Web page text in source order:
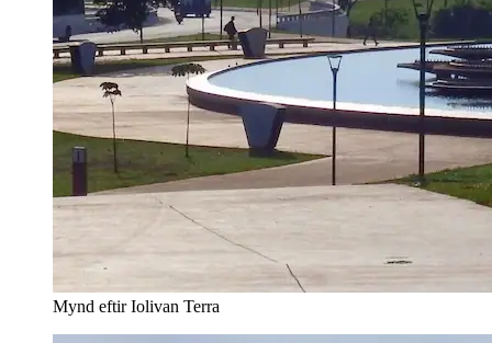
Mynd eftir Iolivan Terra